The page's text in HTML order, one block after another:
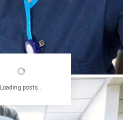
Loading posts...